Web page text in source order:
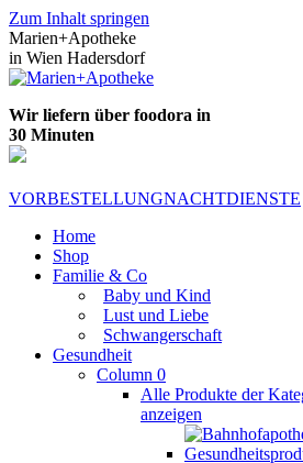
Zum Inhalt springen
Marien+Apotheke
in Wien Hadersdorf
Wir liefern über foodora in
30 Minuten
VORBESTELLUNGNACHTDIENSTE
Home
Shop
Familie & Co
Baby und Kind
Lust und Liebe
Schwangerschaft
Gesundheit
Column 0
Alle Produkte der
anzeigen